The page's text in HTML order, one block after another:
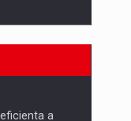
DIN MEDIUL
a